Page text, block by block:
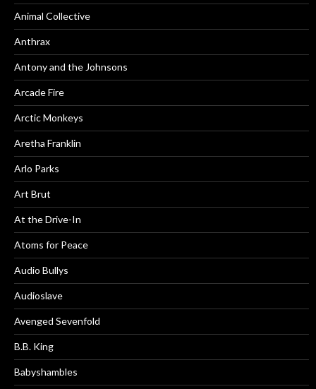
Animal Collective
Anthrax
Antony and the Johnsons
Arcade Fire
Arctic Monkeys
Aretha Franklin
Arlo Parks
Art Brut
At the Drive-In
Atoms for Peace
Audio Bullys
Audioslave
Avenged Sevenfold
B.B. King
Babyshambles